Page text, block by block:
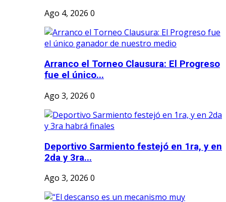
Ago 4, 2026 0
Arranco el Torneo Clausura: El Progreso
fue el único...
Ago 3, 2026 0
Deportivo Sarmiento festejó en 1ra, y en
2da y 3ra...
Ago 3, 2026 0